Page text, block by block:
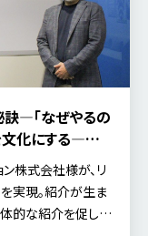
―「なぜやるの
文化にする―双
変革を牽引する
株式会社様が、リ
実現。紹介が生ま
的な紹介を促し、